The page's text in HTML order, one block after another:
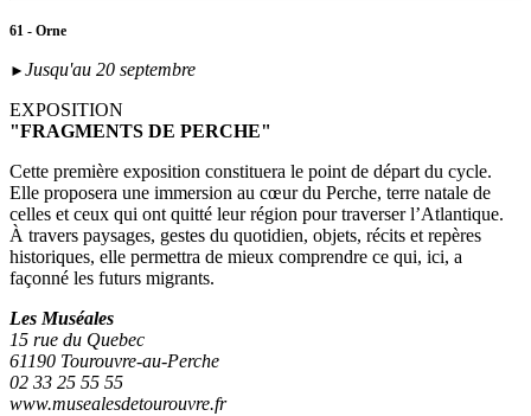
61 - Orne
► Jusqu'au 20 septembre
EXPOSITION
"FRAGMENTS DE PERCHE"
Cette première exposition constituera le point de départ du cycle.
Elle proposera une immersion au cœur du Perche, terre natale de
celles et ceux qui ont quitté leur région pour traverser l’Atlantique.
À travers paysages, gestes du quotidien, objets, récits et repères
historiques, elle permettra de mieux comprendre ce qui, ici, a
façonné les futurs migrants.
Les Muséales
15 rue du Quebec
61190 Tourouvre-au-Perche
02 33 25 55 55
www.musealesdetourouvre.fr